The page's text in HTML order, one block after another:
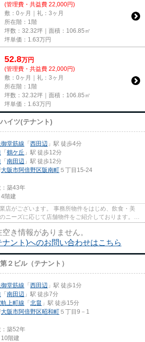
(管理費・共益費 22,000円)
敷：0ヶ月｜礼：3ヶ月
所在階：1階
坪数：32.32坪｜面積：106.85㎡
坪単価： 1.63万円
52.8万円
(管理費・共益費 22,000円)
敷：0ヶ月｜礼：3ヶ月
所在階：1階
坪数：32.32坪｜面積：106.85㎡
坪単価： 1.63万円
イツ(テナント)
堂筋線 「西田辺 」駅 徒歩4分
「鶴ケ丘 」駅 徒歩12分
「南田辺 」駅 徒歩12分
大阪市阿倍野区阪南町 ５丁目15-24
築43年
階建
店がございます。 事務所物件をはじめ、飲食・美
ニーズに応じて店舗物件をご紹介しております。
切...
空き情報がありません。
ナント)へのお問い合わせはこちら
２ビル（テナント）
堂筋線 「西田辺 」駅 徒歩1分
「南田辺 」駅 徒歩7分
上町線 「北畠 」駅 徒歩15分
大阪市阿倍野区昭和町 ５丁目9－1
築52年
階建